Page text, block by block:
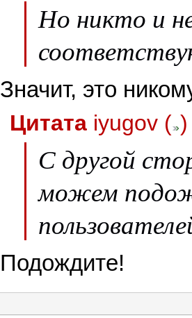
Но никто и
Значит, это
Цитата iyugov ( )
С другой
можем
Подождите!